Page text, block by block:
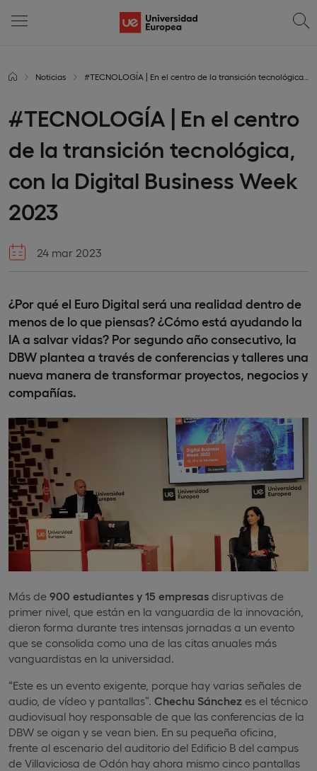
Noticias #TECNOLOGÍA | En el centro de la transición tecnológica, con la Digital Business Week 2023
#TECNOLOGÍA | En el centro
de la transición tecnológica,
con la Digital Business Week
2023
24 mar 2023
¿Por qué el Euro Digital será una realidad dentro de
menos de lo que piensas? ¿Cómo está ayudando la
IA a salvar vidas? Por segundo año consecutivo, la
DBW plantea a través de conferencias y talleres una
nueva manera de transformar proyectos, negocios y
compañías.
Más de 900 estudiantes y 15 empresas disruptivas de
primer nivel, que están en la vanguardia de la innovación,
dieron forma durante tres intensas jornadas a un evento
que se consolida como una de las citas anuales más
vanguardistas en la universidad.
“Este es un evento exigente, porque hay varias señales de
audio, de vídeo y pantallas”. Chechu Sánchez es el técnico
audiovisual hoy responsable de que las conferencias de la
DBW se oigan y se vean bien. En su pequeña oficina,
frente al escenario del auditorio del Edificio B del campus
de Villaviciosa de Odón hay ahora mismo cinco pantallas